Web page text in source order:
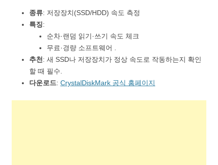
종류: 저장장치(SSD/HDD) 속도 측정
특징:
순차·랜덤 읽기·쓰기 속도 체크
무료·경량 소프트웨어 .
추천: 새 SSD나 저장장치가 정상 속도로 작동하는지 확인
할 때 필수.
다운로드: CrystalDiskMark 공식 홈페이지